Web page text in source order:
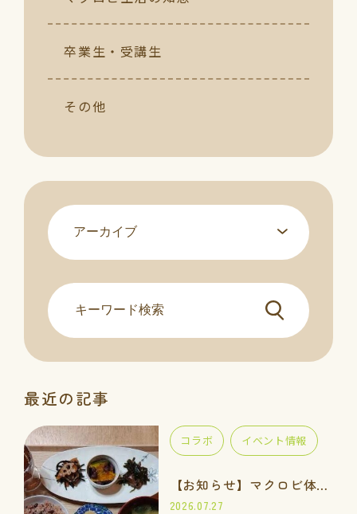
卒業生・受講生
その他
最近の記事
【お知らせ】マクロビ体験会のご案内
2026.07.27
コラボ イベント情報